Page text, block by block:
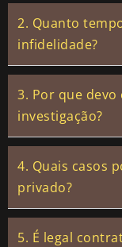
2. Quanto
infidelidade?
3. Por que
investigação?
4. Quais casos
privado?
5. É legal